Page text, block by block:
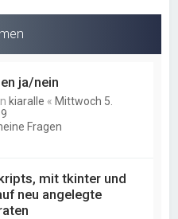
ja/nein
kiaralle « Mittwoch 5.
Fragen
mit tkinter und
neu angelegte